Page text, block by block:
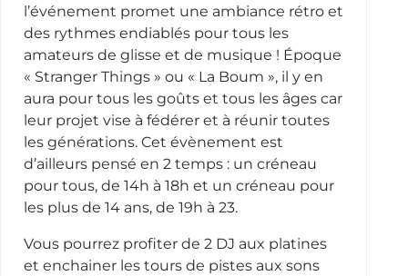
l’événement promet une ambiance rétro et
des rythmes endiablés pour tous les
amateurs de glisse et de musique ! Époque
« Stranger Things » ou « La Boum », il y en
aura pour tous les goûts et tous les âges car
leur projet vise à fédérer et à réunir toutes
les générations. Cet évènement est
d’ailleurs pensé en 2 temps : un créneau
pour tous, de 14h à 18h et un créneau pour
les plus de 14 ans, de 19h à 23.
Vous pourrez profiter de 2 DJ aux platines
et enchainer les tours de pistes aux sons